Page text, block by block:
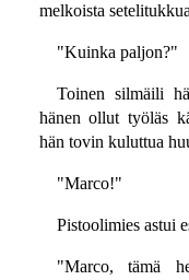
melkoista
"Kuinka paljon?"
Toinen silmäili
hänen ollut työläs
hän tovin kuluttua
"Marco!"
Pistoolimies astui
"Marco, tämä